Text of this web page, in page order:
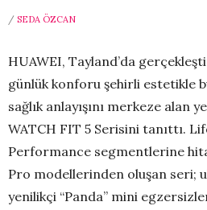
/ SEDA ÖZCAN
HUAWEI, Tayland’da
günlük konforu şehirli estetikle
sağlık anlayışını merkeze alan
WATCH FIT 5 Serisini tanıttı.
Performance segmentlerine
Pro modellerinden oluşan seri;
yenilikçi “Panda” mini